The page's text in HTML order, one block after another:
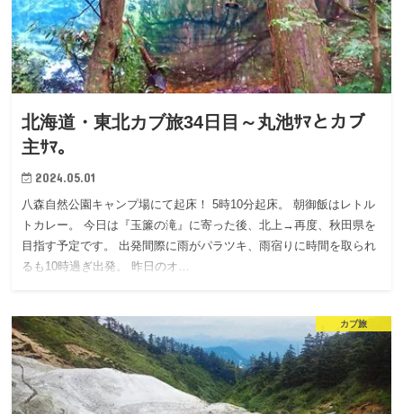
北海道・東北カブ旅34日目～丸池ｻﾏとカブ
主ｻﾏ。
2024.05.01
八森自然公園キャンプ場にて起床！ 5時10分起床。 朝御飯はレトル
トカレー。 今日は『玉簾の滝』に寄った後、北上→再度、秋田県を
目指す予定です。 出発間際に雨がパラツキ、雨宿りに時間を取られ
るも10時過ぎ出発。 昨日のオ…
カブ旅